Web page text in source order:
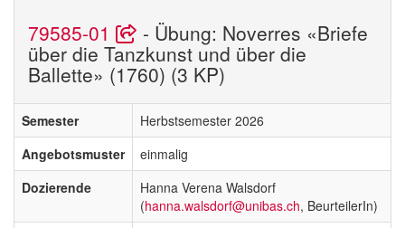
79585-01 - Übung: Noverres «Briefe
über die Tanzkunst und über die
Ballette» (1760) (3 KP)
Semester
Herbstsemester 2026
Angebotsmuster
einmalig
Dozierende
Hanna Verena Walsdorf
(hanna.walsdorf@unibas.ch, BeurteilerIn)